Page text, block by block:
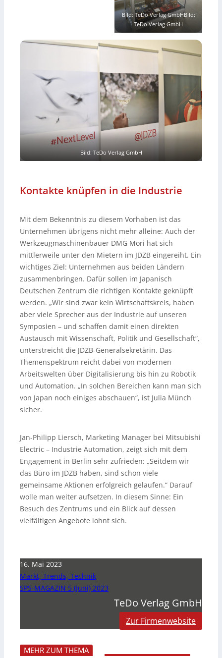
Bild: TeDo Verlag GmbHBild:
TeDo Verlag GmbH
Bild: TeDo Verlag GmbH
Kontakte knüpfen in die Industrie
Mit dem Bekenntnis zu diesem Vorhaben ist das
Unternehmen übrigens nicht mehr alleine: Auch der
Werkzeugmaschinenbauer DMG Mori hat sich
mittlerweile unter den Mietern im JDZB eingereiht. Ein
wichtiges Ziel: Unternehmen aus beiden Ländern
zusammenbringen. Dafür sollen im Japanisch
Deutschen Zentrum die richtigen Kontakte geknüpft
werden. „Wir sind zwar kein Wirtschaftskreis, haben
aber viele Sprecher aus der Industrie auf unseren
Symposien – und schaffen damit einen direkten
Austausch mit Wissenschaft, Politik und Gesellschaft“,
unterstreicht die JDZB-Generalsekretärin. Das
Themenspektrum reicht dabei von modernen
Arbeitswelten über Digitalisierung bis hin zu Robotik
und Automation. „In solchen Bereichen kann man sich
von Japan noch einiges abschauen“, ist Julia Münch
sicher.
Jan-Philipp Liersch, Marketing Manager bei Mitsubishi
Electric – Industrie Automation, zeigt sich mit dem
Engagement in Berlin sehr zufrieden: „Seitdem wir
das Büro im JDZB haben, sind schon viele
gemeinsame Aktionen erfolgreich gelaufen.“ Darauf
wolle man weiter aufsetzen. In diesem Sinne: Ein
Besuch des Zentrums und ein Blick auf dessen
vielfältigen Angebote lohnt sich.
16. Mai 2023
Markt, Trends, Technik
SPS-MAGAZIN 5 (Juni) 2023
TeDo Verlag GmbH
Zur Firmenwebsite
MEHR ZUM THEMA